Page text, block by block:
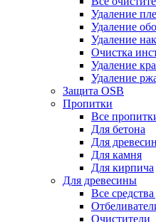
Удаление
Удаление
Удаление
Очистка
Удаление
Удаление
Защита OSB
Пропитки
Все
Для бетона
Для
Для камня
Для кирпича
Для древесины
Все
Очистители